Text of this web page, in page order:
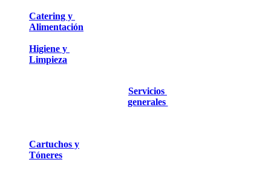
Catering y
Alimentación
Higiene y
Limpieza
Servicios
generales
Cartuchos y
Tóneres